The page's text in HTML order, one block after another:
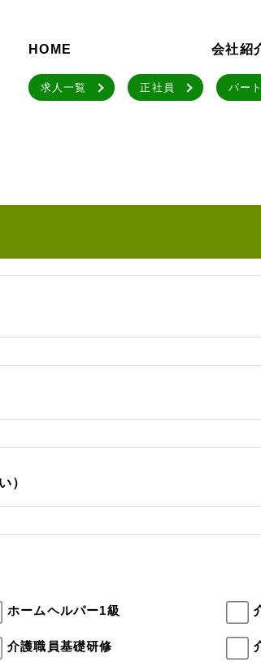
HOME 会社紹
求人一覧 正社員 パー
）
ホームヘルパー1級
介護職員基礎研修